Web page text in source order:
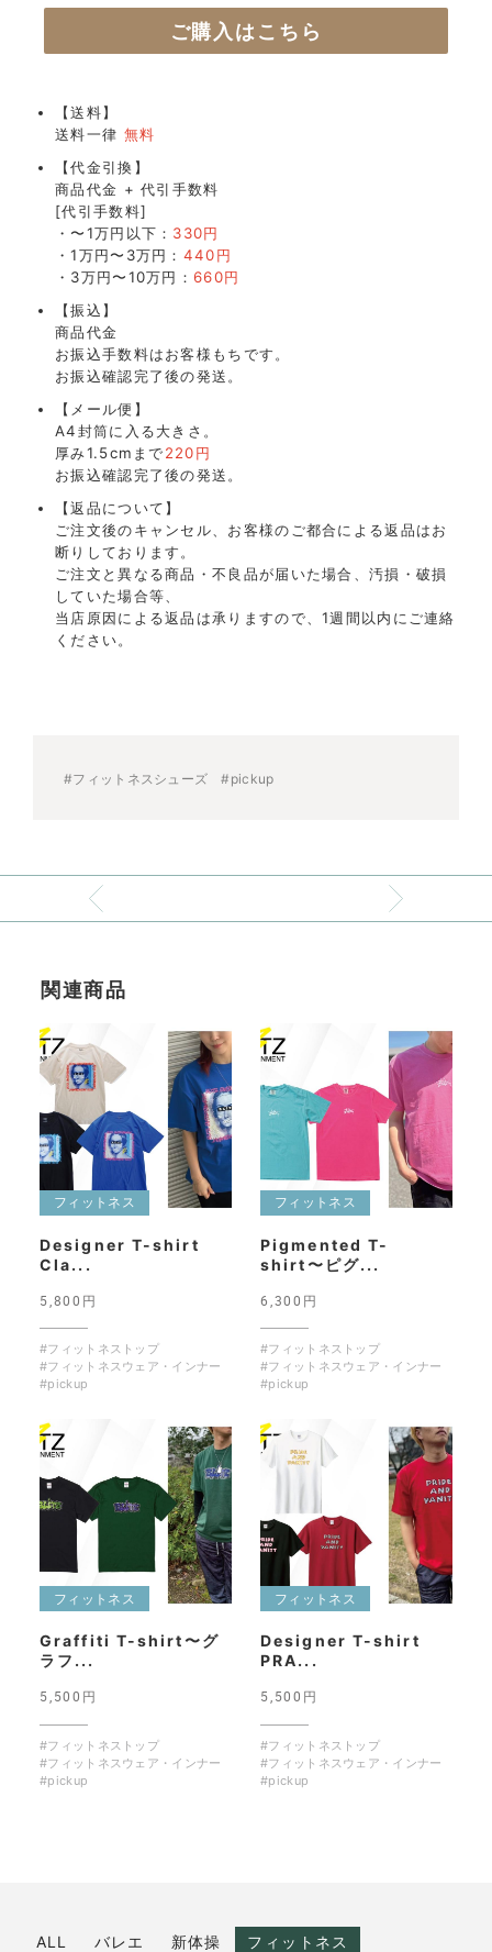
ご購入はこちら
【送料】
送料一律 無料
【代金引換】
商品代金 + 代引手数料
[代引手数料]
・〜1万円以下： 330円
・1万円〜3万円： 440円
・3万円〜10万円： 660円
【振込】
商品代金
お振込手数料はお客様もちです。
お振込確認完了後の発送。
【メール便】
A4封筒に入る大きさ。
厚み1.5cmまで220円
お振込確認完了後の発送。
【返品について】
ご注文後のキャンセル、お客様のご都合による返品はお
断りしております。
ご注文と異なる商品・不良品が届いた場合、汚損・破損
していた場合等、
当店原因による返品は承りますので、1週間以内にご連絡
ください。
#フィットネスシューズ #pickup
関連商品
フィットネス
Designer T-shirt
Cla...
5,800円
#フィットネストップ
#フィットネスウェア・インナー
#pickup
フィットネス
Pigmented T-
shirt〜ピグ...
6,300円
#フィットネストップ
#フィットネスウェア・インナー
#pickup
フィットネス
Graffiti T-shirt〜グ
ラフ...
5,500円
#フィットネストップ
#フィットネスウェア・インナー
#pickup
フィットネス
Designer T-shirt
PRA...
5,500円
#フィットネストップ
#フィットネスウェア・インナー
#pickup
ALL バレエ 新体操 フィットネス